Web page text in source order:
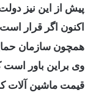
پیش از این نیز
اکنون اگر قرار
همچون سازمان
وی براین باور
قیمت ماشین آلات کشاورزی